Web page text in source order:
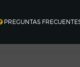
PREGUNTAS